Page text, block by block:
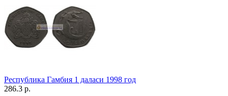
Республика Гамбия 1 даласи 1998 год
286.3 р.